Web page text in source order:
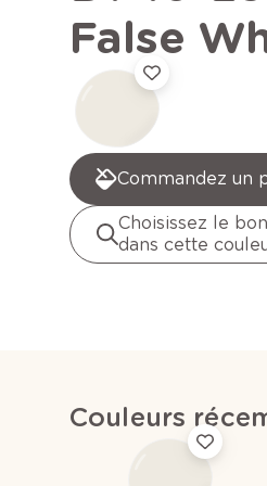
False
Commandez un
Choisissez le
dans cette
Couleurs